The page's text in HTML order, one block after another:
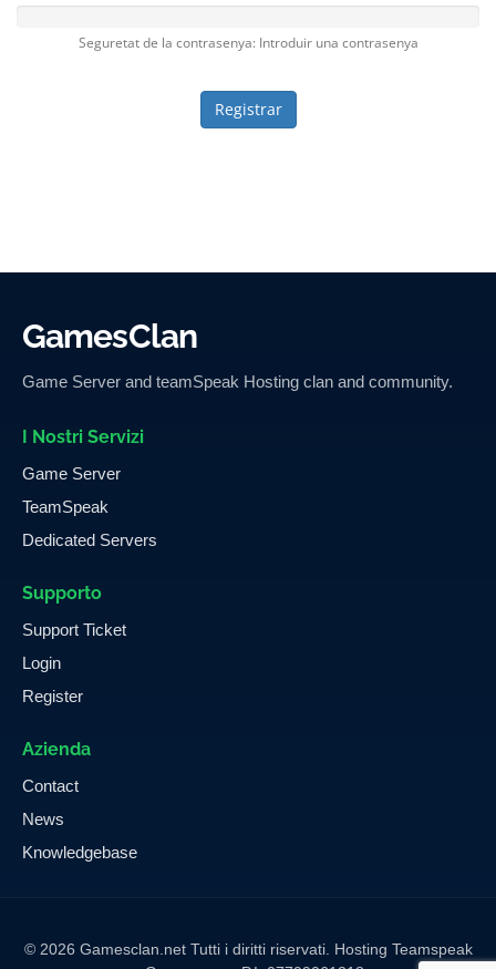
Seguretat de la contrasenya: Introduir una contrasenya
GamesClan
Game Server and teamSpeak Hosting clan and community.
I Nostri Servizi
Game Server
TeamSpeak
Dedicated Servers
Supporto
Support Ticket
Login
Register
Azienda
Contact
News
Knowledgebase
© 2026 Gamesclan.net Tutti i diritti riservati. Hosting Teamspeak